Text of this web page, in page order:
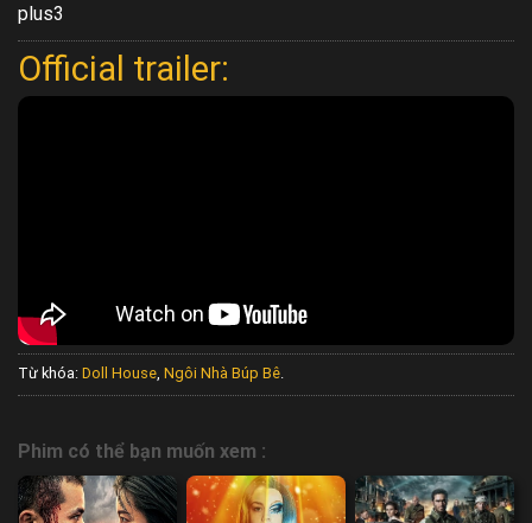
plus3
Official trailer:
Từ khóa: Doll House, Ngôi Nhà Búp Bê.
Phim có thể bạn muốn xem :